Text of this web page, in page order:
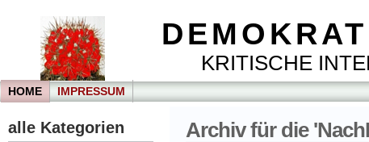
KRITISCHE
HOME IMPRESSUM
alle Kategorien Archiv für die